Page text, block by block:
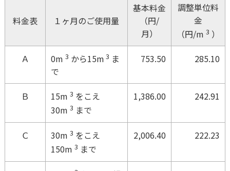
料金表 １ヶ月のご使用量
基本料金
（円/
月）
調整単位料
金
（円/m 3 ）
Ａ
0m 3 から15m 3 ま
で
753.50 285.10
Ｂ 15m 3 をこえ
30m 3 まで
1,386.00 242.91
Ｃ 30m 3 をこえ
150m 3 まで
2,006.40 222.23